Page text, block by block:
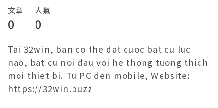
文章
0
人氣
0
Tai 32win, ban co the dat cuoc bat cu luc
nao, bat cu noi dau voi he thong tuong thich
moi thiet bi. Tu PC den mobile, Website:
https://32win.buzz